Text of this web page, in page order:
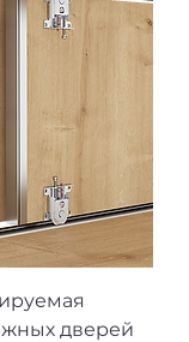
дверей